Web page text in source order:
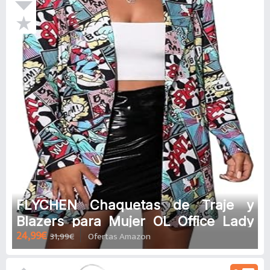
FLYCHEN Chaquetas de Traje y
Blazers para Mujer OL Office Lady
Chaqueta Floral Coat Casual de
Moda Casual Blazers
24,99€ 31,99€ Ofertas Amazon